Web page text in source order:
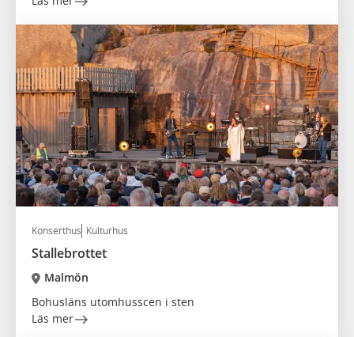
Konserthus Kulturhus
Stallebrottet
Malmön
Bohusläns utomhusscen i sten
Läs mer